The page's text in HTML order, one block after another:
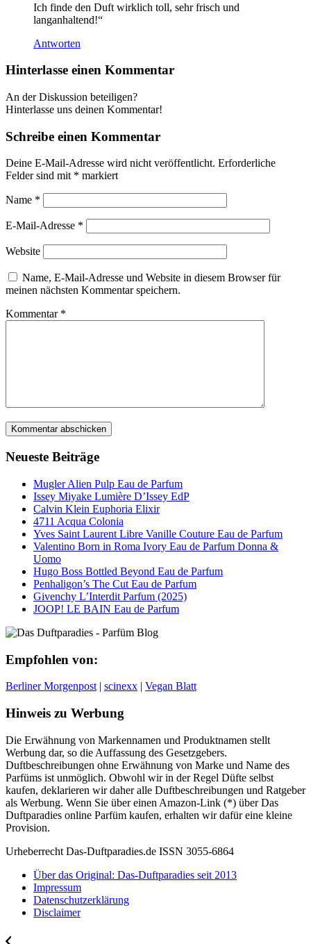
Ich finde den Duft wirklich toll, sehr frisch und
langanhaltend!“
Antworten
Hinterlasse einen Kommentar
An der Diskussion beteiligen?
Hinterlasse uns deinen Kommentar!
Schreibe einen Kommentar
Deine E-Mail-Adresse wird nicht veröffentlicht. Erforderliche
Felder sind mit * markiert
Name *
E-Mail-Adresse *
Website
Name, E-Mail-Adresse und Website in diesem Browser für
meinen nächsten Kommentar speichern.
Kommentar *
Neueste Beiträge
Mugler Alien Pulp Eau de Parfum
Issey Miyake Lumière D’Issey EdP
Calvin Klein Euphoria Elixir
4711 Acqua Colonia
Yves Saint Laurent Libre Vanille Couture Eau de Parfum
Valentino Born in Roma Ivory Eau de Parfum Donna &
Uomo
Hugo Boss Bottled Beyond Eau de Parfum
Penhaligon’s The Cut Eau de Parfum
Givenchy L’Interdit Parfum (2025)
JOOP! LE BAIN Eau de Parfum
Empfohlen von:
Berliner Morgenpost | scinexx | Vegan Blatt
Hinweis zu Werbung
Die Erwähnung von Markennamen und Produktnamen stellt
Werbung dar, so die Auffassung des Gesetzgebers.
Duftbeschreibungen ohne Erwähnung von Marke und Name des
Parfüms ist unmöglich. Obwohl wir in der Regel Düfte selbst
kaufen, deklarieren wir daher alle Duftbeschreibungen und Ratgeber
als Werbung. Wenn Sie über einen Amazon-Link (*) über Das
Duftparadies online Parfüm kaufen, erhalten wir dafür eine kleine
Provision.
Urheberrecht Das-Duftparadies.de ISSN 3055-6864
Über das Original: Das-Duftparadies seit 2013
Impressum
Datenschutzerklärung
Disclaimer